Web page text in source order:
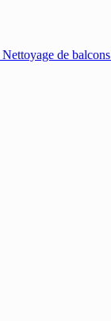
Nettoyage de balcons